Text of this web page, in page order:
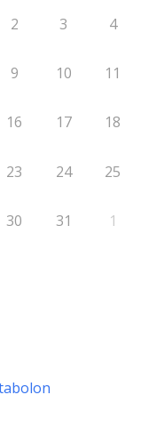
2 3 4
9 10 11
16 17 18
23 24 25
30 31 1